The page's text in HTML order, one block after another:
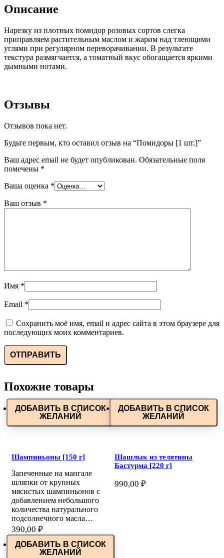
Описание
Нарезку из плотных помидор розовых сортов слегка
приправляем растительным маслом и жарим над тлеющими
углями при регулярном переворачивании. В результате
текстура размягчается, а томатный вкус обогащается яркими
дымными нотами.
Отзывы
Отзывов пока нет.
Будьте первым, кто оставил отзыв на “Помидоры [1 шт.]”
Ваш адрес email не будет опубликован. Обязательные поля
помечены *
Ваша оценка *
Ваш отзыв *
Имя *
Email *
Сохранить моё имя, email и адрес сайта в этом браузере для
последующих моих комментариев.
Похожие товары
ДОБАВИТЬ В СПИСОК
ЖЕЛАНИЙ
Шампиньоны [150 г]
Запеченные на мангале
шляпки от крупных
мясистых шампиньонов с
добавлением небольшого
количества натурального
подсолнечного масла…
390,00 ₽
ДОБАВИТЬ В СПИСОК
ЖЕЛАНИЙ
Шашлык из телятины
Бастурма [220 г]
990,00 ₽
ДОБАВИТЬ В СПИСОК
ЖЕЛАНИЙ